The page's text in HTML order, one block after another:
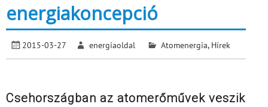
energiakoncepció
2015-03-27 energiaoldal Atomenergia, Hírek
Csehországban az atomerőművek veszik